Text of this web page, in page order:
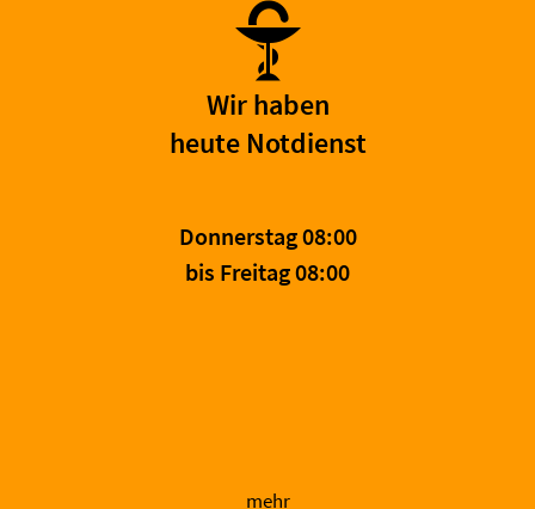
Wir haben
heute Notdienst
Donnerstag 08:00
bis Freitag 08:00
mehr